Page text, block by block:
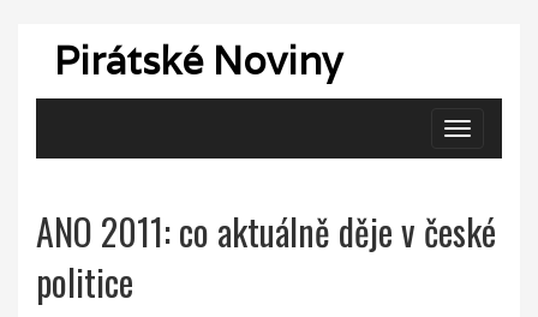
Pirátské Noviny
Zobrazit
navigaci
ANO 2011: co aktuálně děje v české
politice